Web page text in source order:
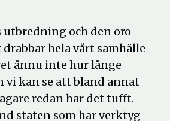
utbredning och den oro
hela vårt samhälle
ännu inte hur länge
vi kan se att bland annat
redan har det tufft.
staten som har verktyg